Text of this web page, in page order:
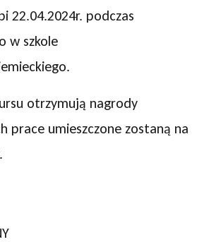
22.04.2024r. podczas
w szkole
otrzymują nagrody
prace umieszczone zostaną na